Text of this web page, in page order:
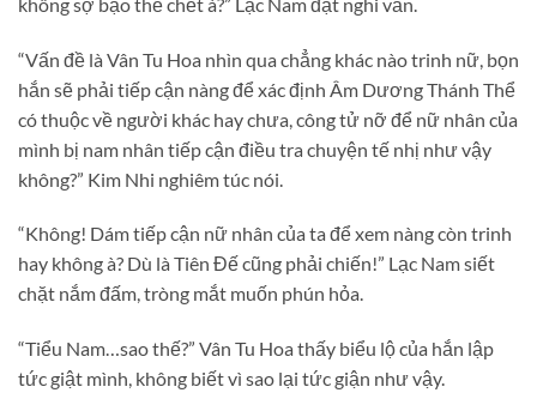
“Vấn đề là Vân Tu Hoa nhìn qua chẳng khác nào trinh nữ, bọn
hắn sẽ phải tiếp cận nàng để xác định Âm Dương Thánh Thể
có thuộc về người khác hay chưa, công tử nỡ để nữ nhân của
mình bị nam nhân tiếp cận điều tra chuyện tế nhị như vậy
không?” Kim Nhi nghiêm túc nói.
“Không! Dám tiếp cận nữ nhân của ta để xem nàng còn trinh
hay không à? Dù là Tiên Đế cũng phải chiến!” Lạc Nam siết
chặt nắm đấm, tròng mắt muốn phún hỏa.
“Tiểu Nam…sao thế?” Vân Tu Hoa thấy biểu lộ của hắn lập
tức giật mình, không biết vì sao lại tức giận như vậy.